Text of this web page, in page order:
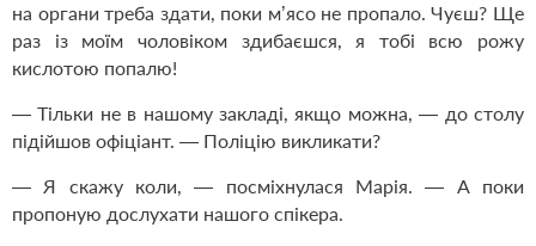
на органи треба здати, поки м’ясо не пропало. Чуєш? Ще
раз із моїм чоловіком здибаєшся, я тобі всю рожу
кислотою попалю!
— Тільки не в нашому закладі, якщо можна, — до столу
підійшов офіціант. — Поліцію викликати?
— Я скажу коли, — посміхнулася Марія. — А поки
пропоную дослухати нашого спікера.